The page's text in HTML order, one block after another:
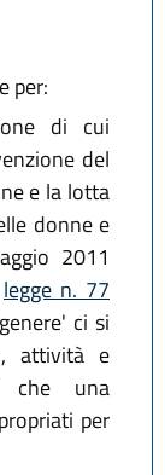
per:
di cui
del
e la lotta
donne e
2011
legge n. 77
ci si
attività e
che una
per